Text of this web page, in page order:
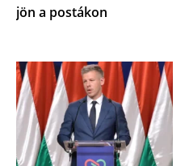
jön a postákon